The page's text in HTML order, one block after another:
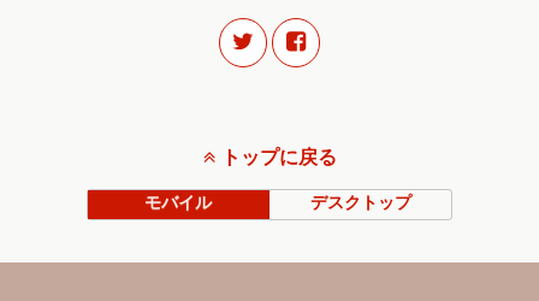
トップに戻る
モバイル デスクトップ